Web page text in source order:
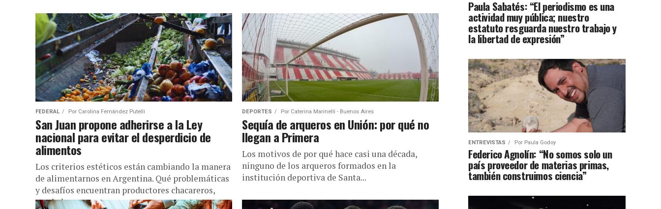
FEDERAL Por Carolina Fernández Putelli
San Juan propone adherirse a la Ley
nacional para evitar el desperdicio de
alimentos
Los criterios estéticos están cambiando la manera
de alimentarnos en Argentina. Qué problemáticas
y desafíos encuentran productores chacareros,
vendedores y...
DEPORTES Por Caterina Marinelli - Buenos Aires
Sequía de arqueros en Unión: por qué no
llegan a Primera
Los motivos de por qué hace casi una década,
ninguno de los arqueros formados en la
institución deportiva de Santa...
Paula Sabatés: “El periodismo es una
actividad muy pública; nuestro
estatuto resguarda nuestro trabajo y
la libertad de expresión”
ENTREVISTAS Por Paula Godoy
Federico Agnolín: “No somos solo un
país proveedor de materias primas,
también construimos ciencia”